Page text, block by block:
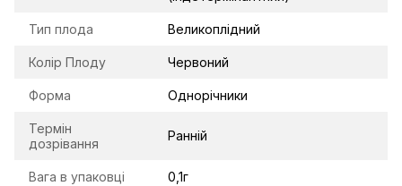
Тип плода Великоплідний
Колір Плоду Червоний
Форма Однорічники
Термін
дозрівання
Ранній
Вага в упаковці 0,1г